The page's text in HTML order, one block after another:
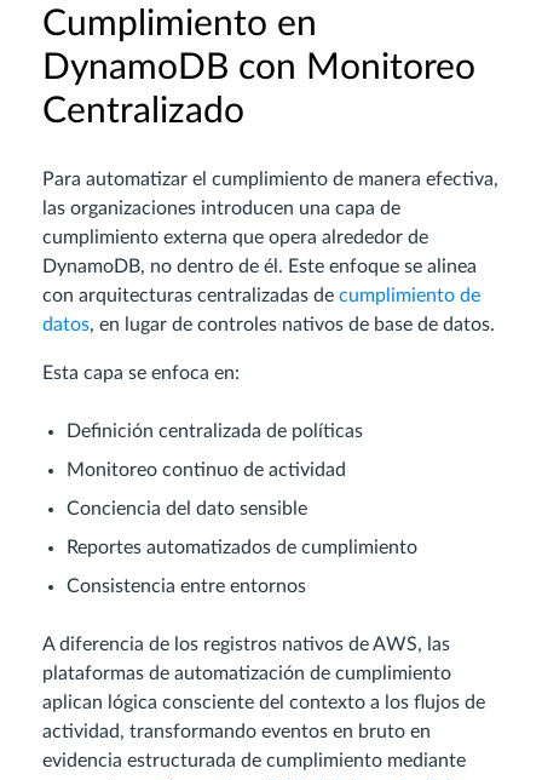
Cumplimiento en
DynamoDB con Monitoreo
Centralizado
Para automatizar el cumplimiento de manera efectiva,
las organizaciones introducen una capa de
cumplimiento externa que opera alrededor de
DynamoDB, no dentro de él. Este enfoque se alinea
con arquitecturas centralizadas de cumplimiento de
datos, en lugar de controles nativos de base de datos.
Esta capa se enfoca en:
Definición centralizada de políticas
Monitoreo continuo de actividad
Conciencia del dato sensible
Reportes automatizados de cumplimiento
Consistencia entre entornos
A diferencia de los registros nativos de AWS, las
plataformas de automatización de cumplimiento
aplican lógica consciente del contexto a los flujos de
actividad, transformando eventos en bruto en
evidencia estructurada de cumplimiento mediante